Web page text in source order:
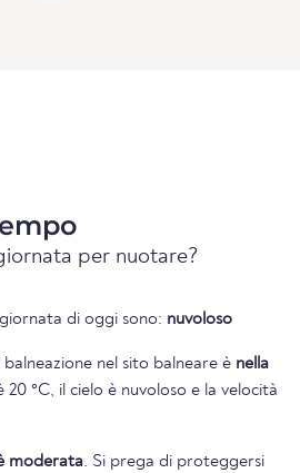
per nuotare?
di oggi sono: nuvoloso
balneazione nel sito balneare è nella
°C, il cielo è nuvoloso e la velocità
moderata. Si prega di proteggersi